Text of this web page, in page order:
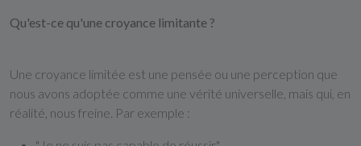
Qu'est-ce qu'une croyance limitante ?
Une croyance limitée est une pensée ou une perception que
nous avons adoptée comme une vérité universelle, mais qui, en
réalité, nous freine. Par exemple :